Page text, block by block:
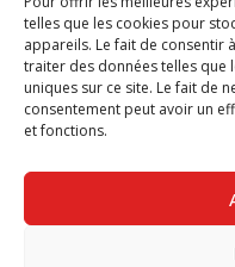
telles que les cookies pour
appareils. Le fait de consentir
traiter des données telles que
uniques sur ce site. Le fait de
consentement peut avoir un
et fonctions.